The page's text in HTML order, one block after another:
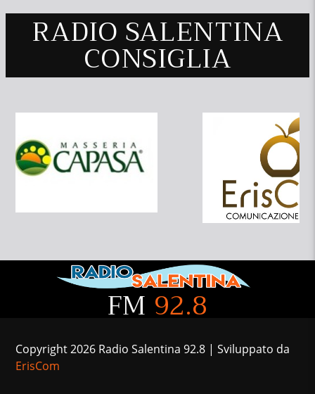
RADIO SALENTINA
CONSIGLIA
FM 92.8
Copyright 2026 Radio Salentina 92.8 | Sviluppato da
ErisCom